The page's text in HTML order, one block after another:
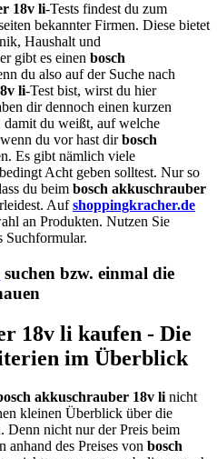
18v li-Tests findest du zum
bekannter Firmen. Diese bietet
Haushalt und
gibt es einen bosch
du also auf der Suche nach
li-Test bist, wirst du hier
dir dennoch einen kurzen
damit du weißt, auf welche
du vor hast dirbosch
Es gibt nämlich viele
Acht geben solltest. Nur so
du beim bosch akkuschrauber
Aufshoppingkracher.de
an Produkten. Nutzen Sie
Suchformular.
suchen bzw. einmal die
18v li kaufen - Die
im Überblick
akkuschrauber 18v li nicht
kleinen Überblick über die
Denn nicht nur der Preis beim
anhand des Preises von bosch